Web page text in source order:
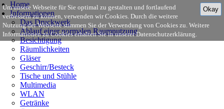
Home
Informationen
Das Druckwerk
Ablauf einer normalen Raumnutzung
Besichtigung
Räumlichkeiten
Gläser
Geschirr/Besteck
Tische und Stühle
Multimedia
WLAN
Getränke
Okay
Um unsere Webseite für Sie optimal zu gestalten und fortlaufend
verbessern zu können, verwenden wir Cookies. Durch die weitere
Nutzung der Webseite stimmen Sie der Verwendung von Cookies zu. Weitere
Informationen zu Cookies erhalten Sie in unserer Datenschutzerklärung.